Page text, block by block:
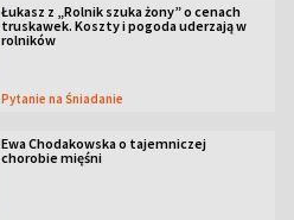
Łukasz z „Rolnik szuka żony” o cenach
truskawek. Koszty i pogoda uderzają w
rolników
Pytanie na Śniadanie
Ewa Chodakowska o tajemniczej
chorobie mięśni